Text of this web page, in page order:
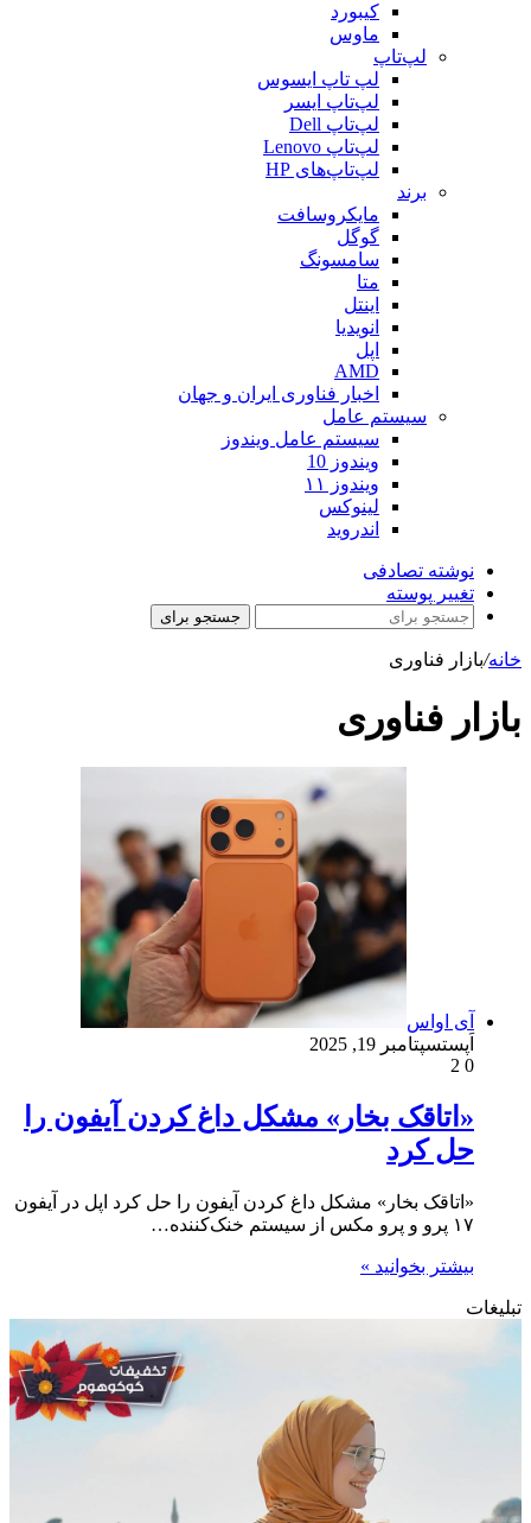
کیبورد
ماوس
لپ‌تاپ
لپ تاپ ایسوس
لپ‌تاپ ایسر
لپ‌تاپ Dell
لپ‌تاپ Lenovo
لپ‌تاپ‌های HP
برند
مایکروسافت
گوگل
سامسونگ
متا
اینتل
انویدیا
اپل
AMD
اخبار فناوری ایران و جهان
سیستم عامل
سیستم عامل ویندوز
ویندوز 10
ویندوز ۱۱
لینوکس
اندروید
نوشته تصادفی
تغییر پوسته
جستجو برای
خانه/بازار فناوری
بازار فناوری
آی اواس
اَپستسپتامبر 19, 2025
0
«اتاقک بخار» مشکل داغ کردن آیفون را
حل کرد
«اتاقک بخار» مشکل داغ کردن آیفون را حل کرد اپل در آیفون
۱۷ پرو و پرو مکس از سیستم خنک‌کننده…
بیشتر بخوانید »
تبلیغات